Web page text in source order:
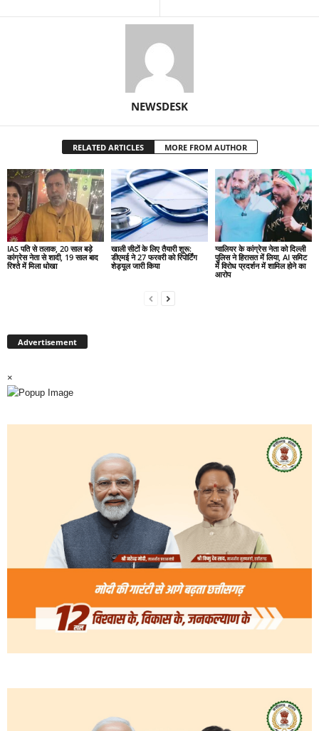
NEWSDESK
RELATED ARTICLES MORE FROM AUTHOR
IAS पति से तलाक, 20 साल बड़े
कांग्रेस नेता से शादी, 19 साल बाद
रिश्ते में मिला धोखा
खाली सीटों के लिए तैयारी शुरू:
डीएमई ने 27 फरवरी को रिपोर्टिंग
शेड्यूल जारी किया
ग्वालियर के कांग्रेस नेता को दिल्ली
पुलिस ने हिरासत में लिया, AI समिट
में विरोध प्रदर्शन में शामिल होने का
आरोप
Advertisement
×